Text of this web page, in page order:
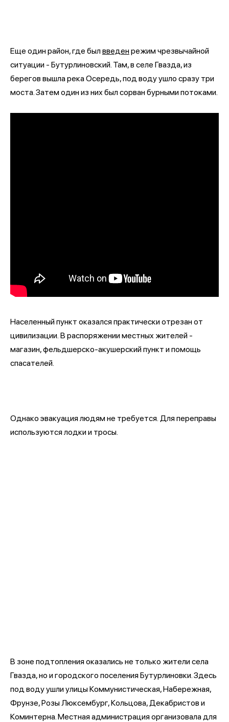
Еще один район, где былвведенрежим чрезвычайной
ситуации - Бутурлиновский. Там, в селе Гвазда, из
берегов вышла река Осередь, под воду ушло сразу три
моста. Затем один из них был сорван бурными потоками.
Населенный пункт оказался практически отрезан от
цивилизации. В распоряжении местных жителей -
магазин, фельдшерско-акушерский пункт и помощь
спасателей.
Однако эвакуация людям не требуется. Для переправы
используются лодки и тросы.
В зоне подтопления оказались не только жители села
Гвазда, но и городского поселения Бутурлиновки. Здесь
под воду ушли улицы Коммунистическая, Набережная,
Фрунзе, Розы Люксембург, Кольцова, Декабристов и
Коминтерна. Местная администрация организовала для